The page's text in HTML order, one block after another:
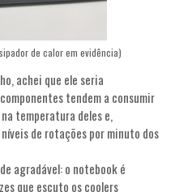
de calor em evidência)
achei que ele seria
tendem a consumir
temperatura deles e,
de rotações por minuto dos
agradável: o notebook é
que escuto os coolers